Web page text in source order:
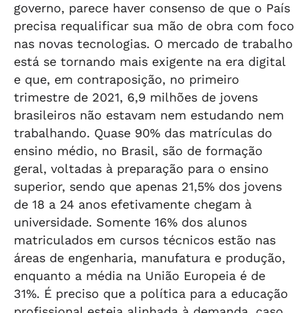
governo, parece haver consenso de que o País
precisa requalificar sua mão de obra com foco
nas novas tecnologias. O mercado de trabalho
está se tornando mais exigente na era digital
e que, em contraposição, no primeiro
trimestre de 2021, 6,9 milhões de jovens
brasileiros não estavam nem estudando nem
trabalhando. Quase 90% das matrículas do
ensino médio, no Brasil, são de formação
geral, voltadas à preparação para o ensino
superior, sendo que apenas 21,5% dos jovens
de 18 a 24 anos efetivamente chegam à
universidade. Somente 16% dos alunos
matriculados em cursos técnicos estão nas
áreas de engenharia, manufatura e produção,
enquanto a média na União Europeia é de
31%. É preciso que a política para a educação